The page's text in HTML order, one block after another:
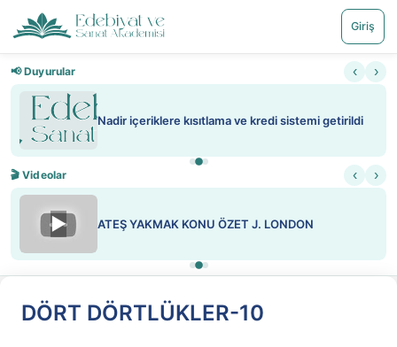
Giriş
📢 Duyurular ‹ ›
Nadir içeriklere kısıtlama ve kredi sistemi getirildi
🎬 Videolar ‹ ›
▶ ATEŞ YAKMAK KONU ÖZET J. LONDON
DÖRT DÖRTLÜKLER-10